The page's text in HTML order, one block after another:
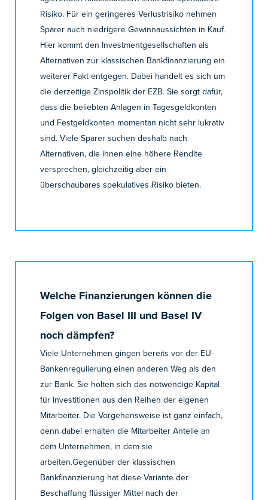
Risiko. Für ein geringeres Verlustrisiko nehmen
Sparer auch niedrigere Gewinnaussichten in Kauf.
Hier kommt den Investmentgesellschaften als
Alternativen zur klassischen Bankfinanzierung ein
weiterer Fakt entgegen. Dabei handelt es sich um
die derzeitige Zinspolitik der EZB. Sie sorgt dafür,
dass die beliebten Anlagen in Tagesgeldkonten
und Festgeldkonten momentan nicht sehr lukrativ
sind. Viele Sparer suchen deshalb nach
Alternativen, die ihnen eine höhere Rendite
versprechen, gleichzeitig aber ein
überschaubares spekulatives Risiko bieten.
Welche Finanzierungen können die
Folgen von Basel III und Basel IV
noch dämpfen?
Viele Unternehmen gingen bereits vor der EU-
Bankenregulierung einen anderen Weg als den
zur Bank. Sie holten sich das notwendige Kapital
für Investitionen aus den Reihen der eigenen
Mitarbeiter. Die Vorgehensweise ist ganz einfach,
denn dabei erhalten die Mitarbeiter Anteile an
dem Unternehmen, in dem sie
arbeiten.Gegenüber der klassischen
Bankfinanzierung hat diese Variante der
Beschaffung flüssiger Mittel nach der